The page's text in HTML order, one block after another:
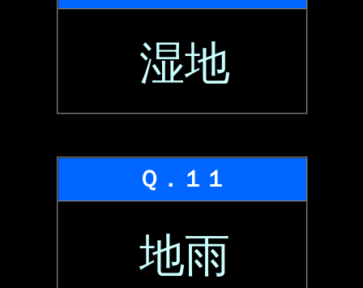
湿地
Ｑ．１１
地雨